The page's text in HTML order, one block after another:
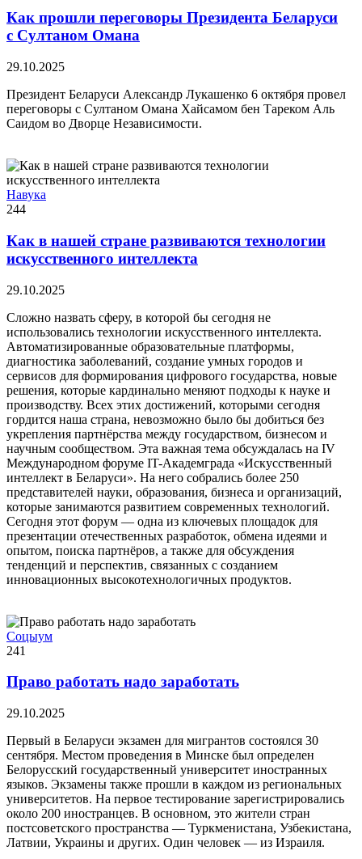
Как прошли переговоры Президента Беларуси
с Султаном Омана
29.10.2025
Президент Беларуси Александр Лукашенко 6 октября провел
переговоры с Султаном Омана Хайсамом бен Тареком Аль
Саидом во Дворце Независимости.
Навука
244
Как в нашей стране развиваются технологии
искусственного интеллекта
29.10.2025
Сложно назвать сферу, в которой бы сегодня не
использовались технологии искусственного интеллекта.
Автоматизированные образовательные платформы,
диагностика заболеваний, создание умных городов и
сервисов для формирования цифрового государства, новые
решения, которые кардинально меняют подходы к науке и
производству. Всех этих достижений, которыми сегодня
гордится наша страна, невозможно было бы добиться без
укрепления партнёрства между государством, бизнесом и
научным сообществом. Эта важная тема обсуждалась на IV
Международном форуме IT-Академграда «Искусственный
интеллект в Беларуси». На него собрались более 250
представителей науки, образования, бизнеса и организаций,
которые занимаются развитием современных технологий.
Сегодня этот форум — одна из ключевых площадок для
презентации отечественных разработок, обмена идеями и
опытом, поиска партнёров, а также для обсуждения
тенденций и перспектив, связанных с созданием
инновационных высокотехнологичных продуктов.
Соцыум
241
Право работать надо заработать
29.10.2025
Первый в Беларуси экзамен для мигрантов состоялся 30
сентября. Местом проведения в Минске был определен
Белорусский государственный университет иностранных
языков. Экзамены также прошли в каждом из региональных
университетов. На первое тестирование зарегистрировались
около 200 иностранцев. В основном, это жители стран
постсоветского пространства — Туркменистана, Узбекистана,
Латвии, Украины и других. Один человек — из Израиля.